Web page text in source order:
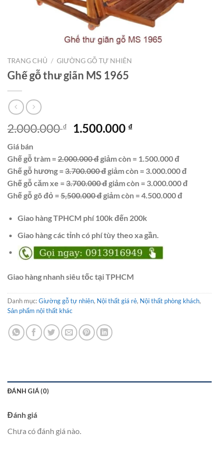
TRANG CHỦ / GIƯỜNG GỖ TỰ NHIÊN
Ghế gỗ thư giãn MS 1965
2.000.000₫
Giá
2.000.000 ₫.
1.500.000 ₫Giá
là:
1.500.000 ₫.
Giá bán
Ghế gỗ tràm =2.000.000 đgiảm còn = 1.500.000 đ
Ghế gỗ hương =3.700.000 đgiảm còn = 3.000.000 đ
Ghế gỗ căm xe =3.700.000 đgiảm còn = 3.000.000 đ
Ghế gỗ gõ đỏ =5,500.000 đgiảm còn = 4.500.000 đ
Giao hàng TPHCM phí 100k đến 200k
Giao hàng các tỉnh có phí tùy theo xa gần.
Giao hàng nhanh siêu tốc tại TPHCM
Danh mục:Giường gỗ tự nhiên, Nội thất giá rẻ, Nội thất phòng khách,
Sản phẩm nội thất khác
ĐÁNH GIÁ (0)
Đánh giá
Chưa có đánh giá nào.